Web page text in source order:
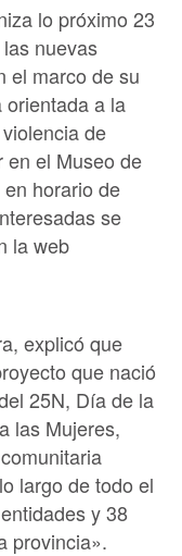
lo próximo 23
nuevas
el marco de su
orientada a la
de
en el Museo de
horario de
se
la web
explicó que
que nació
25N, Día de la
las Mujeres,
largo de todo el
y 38
provincia».